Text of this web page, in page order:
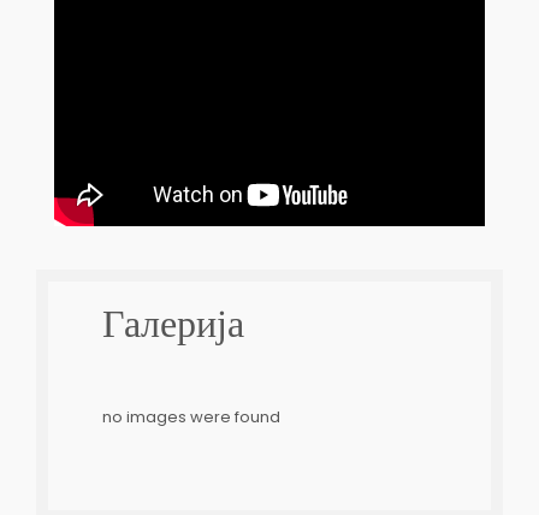
Галерија
no images were found